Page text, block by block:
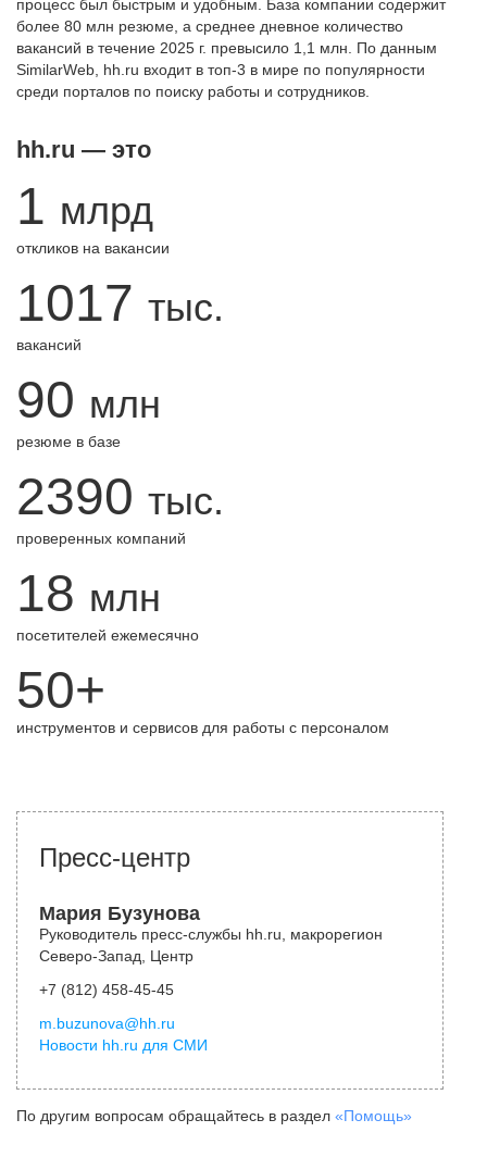
процесс был быстрым и удобным. База компании содержит
более 80 млн резюме, а среднее дневное количество
вакансий в течение 2025 г. превысило 1,1 млн. По данным
SimilarWeb, hh.ru входит в топ-3 в мире по популярности
среди порталов по поиску работы и сотрудников.
hh.ru — это
1 млрд
откликов на вакансии
1017 тыс.
вакансий
90 млн
резюме в базе
2390 тыс.
проверенных компаний
18 млн
посетителей ежемесячно
50+
инструментов и сервисов для работы с персоналом
Пресс-центр
Мария Бузунова
Руководитель пресс-службы hh.ru, макрорегион
Северо-Запад, Центр
+7 (812) 458-45-45
m.buzunova@hh.ru
Новости hh.ru для СМИ
По другим вопросам обращайтесь в раздел «Помощь»